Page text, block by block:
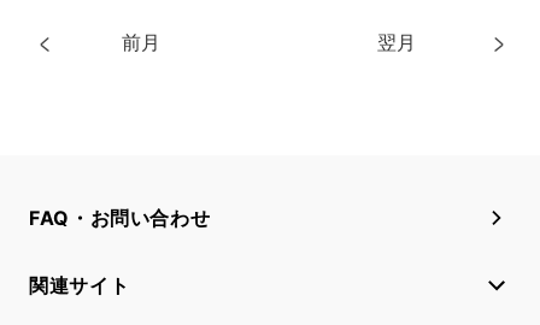
前月 翌月
FAQ・お問い合わせ
関連サイト